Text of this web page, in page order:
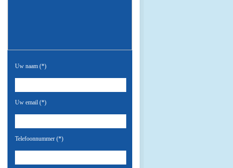
Uw naam (*)
Uw email (*)
Telefoonnummer (*)